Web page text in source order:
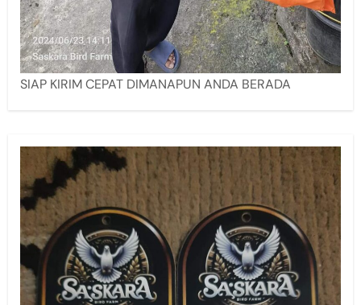
SIAP KIRIM CEPAT DIMANAPUN ANDA BERADA